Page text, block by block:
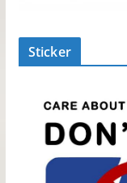
Sticker